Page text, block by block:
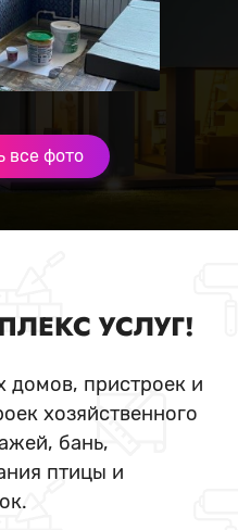
все фото
УСЛУГ!
домов, пристроек и
хозяйственного
бань,
птицы и